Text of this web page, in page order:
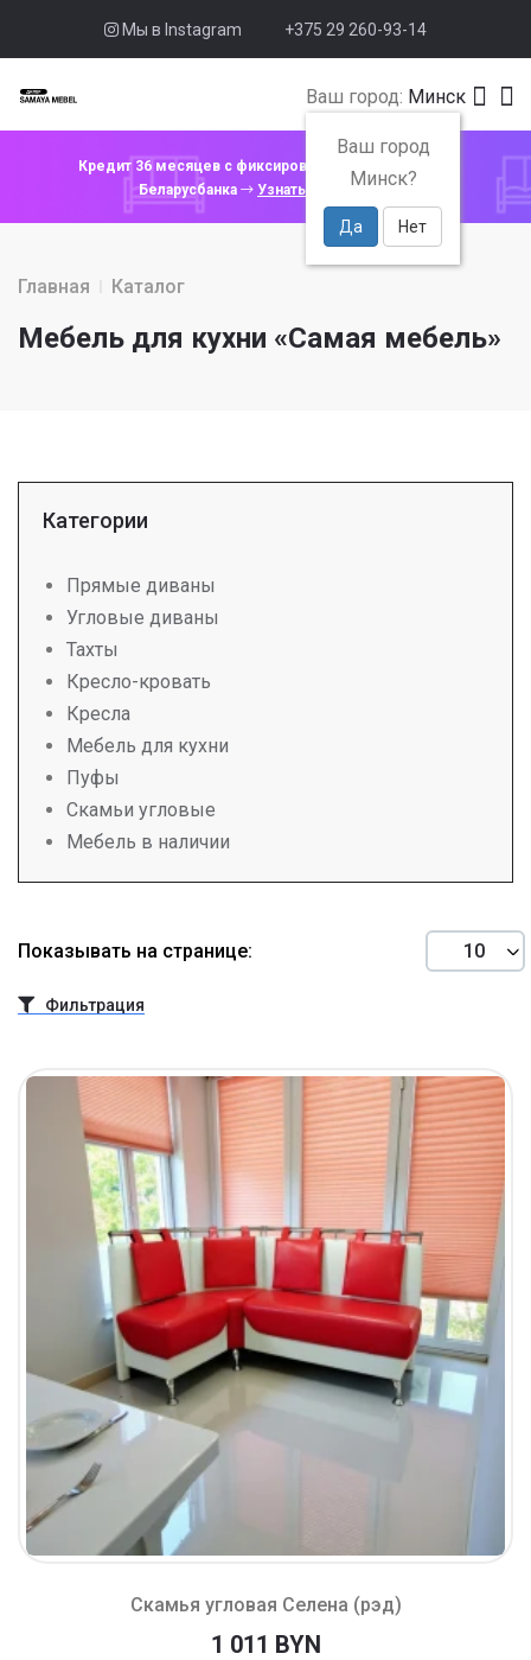
Мы в Instagram +375 29 260-93-14
Ваш город: Минск
Ваш город
Минск?
Да Нет
Кредит 36 месяцев с фиксированной ставкой 4% от
Беларусбанка
Узнать подробнее
Главная Каталог
Мебель для кухни «Самая мебель»
Категории
Прямые диваны
Угловые диваны
Тахты
Кресло-кровать
Кресла
Мебель для кухни
Пуфы
Скамьи угловые
Мебель в наличии
Показывать на странице:
Фильтрация
Скамья угловая Селена (рэд)
1 011 BYN